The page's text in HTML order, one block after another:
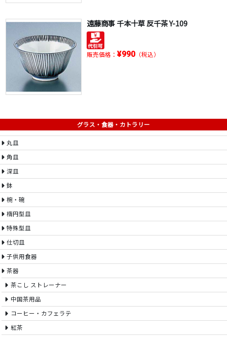
遠藤商事 千本十草 反千茶 Y-109
販売価格： ¥990（税込）
グラス・食器・カトラリー
丸皿
角皿
深皿
鉢
椀・碗
楕円型皿
特殊型皿
仕切皿
子供用食器
茶器
茶こし ストレーナー
中国茶用品
コーヒー・カフェラテ
紅茶